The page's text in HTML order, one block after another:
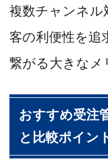
複数チャンネル
客の利便性を追
繋がる大きなメ
おすすめ受注
と比較ポイン